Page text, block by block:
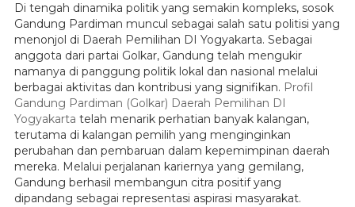
Di tengah dinamika politik yang semakin kompleks, sosok
Gandung Pardiman muncul sebagai salah satu politisi yang
menonjol di Daerah Pemilihan DI Yogyakarta. Sebagai
anggota dari partai Golkar, Gandung telah mengukir
namanya di panggung politik lokal dan nasional melalui
berbagai aktivitas dan kontribusi yang signifikan. Profil
Gandung Pardiman (Golkar) Daerah Pemilihan DI
Yogyakarta telah menarik perhatian banyak kalangan,
terutama di kalangan pemilih yang menginginkan
perubahan dan pembaruan dalam kepemimpinan daerah
mereka. Melalui perjalanan kariernya yang gemilang,
Gandung berhasil membangun citra positif yang
dipandang sebagai representasi aspirasi masyarakat.